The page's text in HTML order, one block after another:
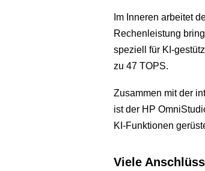
Im Inneren arbeitet
Rechenleistung
speziell für KI-
zu 47 TOPS.
Zusammen mit der
ist der HP
KI-Funktionen
Viele